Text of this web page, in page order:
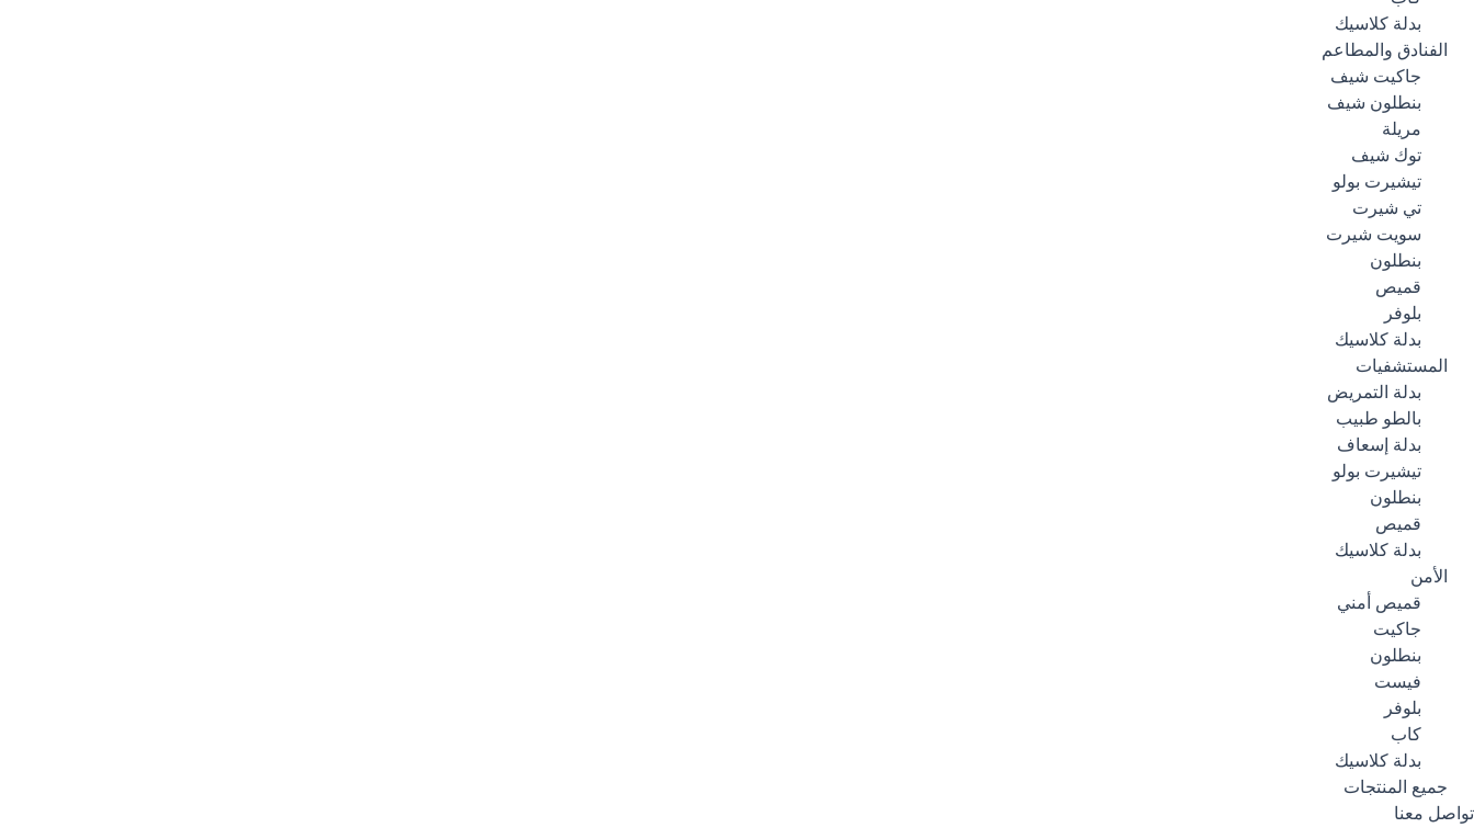
بدلة كلاسيك
الفنادق والمطاعم
جاكيت شيف
بنطلون شيف
مريلة
توك شيف
تيشيرت بولو
تي شيرت
سويت شيرت
بنطلون
قميص
بلوفر
بدلة كلاسيك
المستشفيات
بدلة التمريض
بالطو طبيب
بدلة إسعاف
تيشيرت بولو
بنطلون
قميص
بدلة كلاسيك
الأمن
قميص أمني
جاكيت
بنطلون
فيست
بلوفر
كاب
بدلة كلاسيك
جميع المنتجات
تواصل معنا